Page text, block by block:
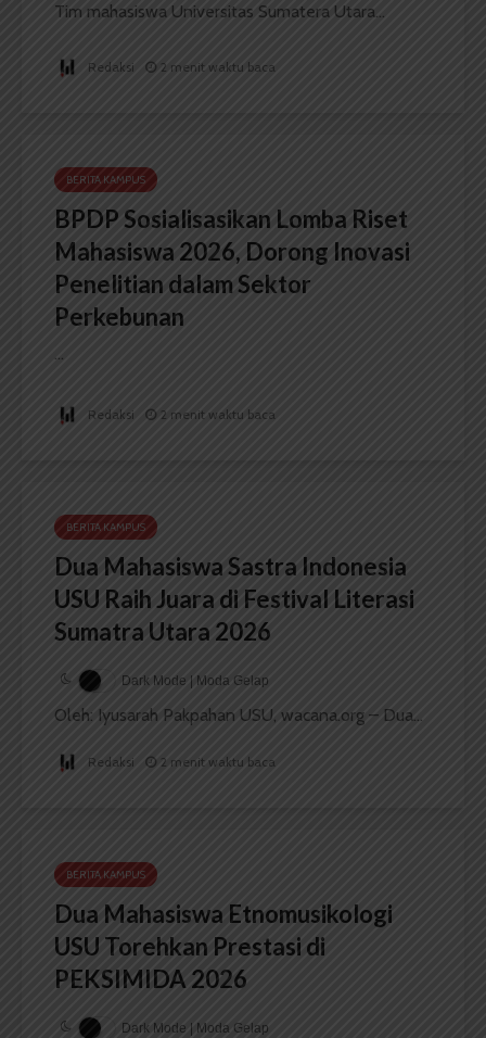
Tim mahasiswa Universitas Sumatera Utara...
Redaksi 2 menit waktu baca
BERITA KAMPUS
BPDP Sosialisasikan Lomba Riset
Mahasiswa 2026, Dorong Inovasi
Penelitian dalam Sektor
Perkebunan
...
Redaksi 2 menit waktu baca
BERITA KAMPUS
Dua Mahasiswa Sastra Indonesia
USU Raih Juara di Festival Literasi
Sumatra Utara 2026
Dark Mode | Moda Gelap
Oleh: Iyusarah Pakpahan USU, wacana.org – Dua...
Redaksi 2 menit waktu baca
BERITA KAMPUS
Dua Mahasiswa Etnomusikologi
USU Torehkan Prestasi di
PEKSIMIDA 2026
Dark Mode | Moda Gelap